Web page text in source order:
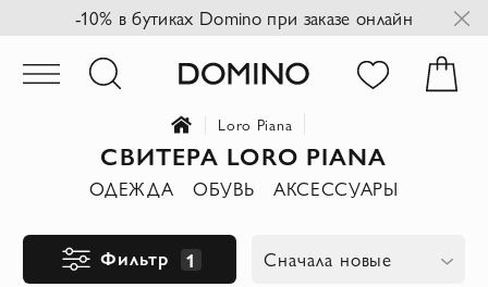
-10% в бутиках Domino при заказе онлайн
Loro Piana
СВИТЕРА LORO PIANA
ОДЕЖДА ОБУВЬ АКСЕССУАРЫ
Фильтр 1 Сначала новые